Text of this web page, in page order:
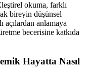
okuma, farklı
bireyin düşünsel
açılardan anlamaya
becerisine katkıda
Hayatta Nasıl